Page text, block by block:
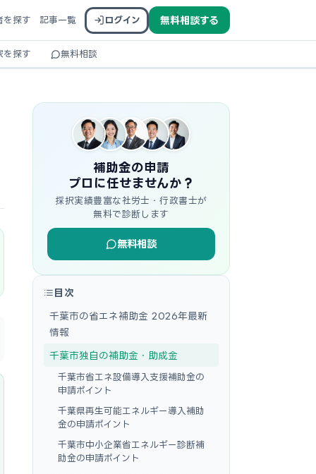
を探す 記事一覧 ログイン 無料相談する
を探す 無料相談
補助金の申請
プロに任せませんか？
採択実績豊富な社労士・行政書士が
無料で診断します
無料相談
目次
千葉市の省エネ補助金 2026年最新
情報
千葉市独自の補助金・助成金
千葉市省エネ設備導入支援補助金の
申請ポイント
千葉県再生可能エネルギー導入補助
金の申請ポイント
千葉市中小企業省エネルギー診断補
助金の申請ポイント